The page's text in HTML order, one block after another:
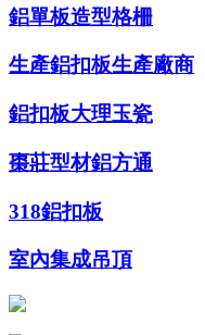
鋁單板造型格柵
生產鋁扣板生產廠商
鋁扣板大理玉瓷
棗莊型材鋁方通
318鋁扣板
室內集成吊頂